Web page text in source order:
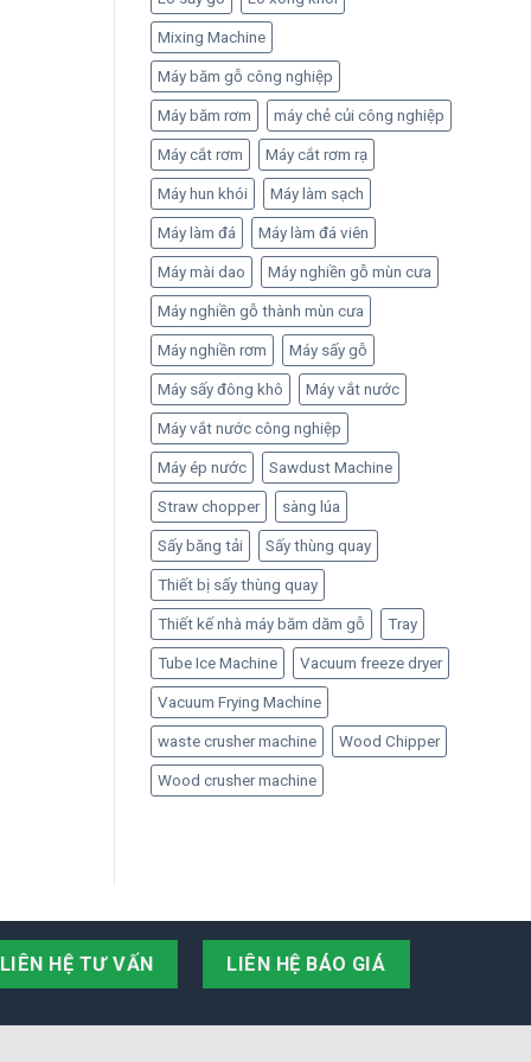
Mixing Machine
Máy băm gỗ công nghiệp
Máy băm rơm máy chẻ củi công nghiệp
Máy cắt rơm Máy cắt rơm rạ
Máy hun khói Máy làm sạch
Máy làm đá Máy làm đá viên
Máy mài dao Máy nghiền gỗ mùn cưa
Máy nghiền gỗ thành mùn cưa
Máy nghiền rơm Máy sấy gỗ
Máy sấy đông khô Máy vắt nước
Máy vắt nước công nghiệp
Máy ép nước Sawdust Machine
Straw chopper sàng lúa
Sấy băng tải Sấy thùng quay
Thiết bị sấy thùng quay
Thiết kế nhà máy băm dăm gỗ Tray
Tube Ice Machine Vacuum freeze dryer
Vacuum Frying Machine
waste crusher machine Wood Chipper
Wood crusher machine
LIÊN HỆ TƯ VẤN LIÊN HỆ BÁO GIÁ